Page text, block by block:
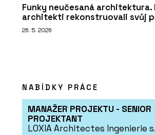
Funky neučesaná architektura.
architekti rekonstruovali svůj
26. 5. 2026
NABÍDKY PRÁCE
MANAŽER PROJEKTU - SENIOR
PROJEKTANT
LOXIA Architectes Ingenierie